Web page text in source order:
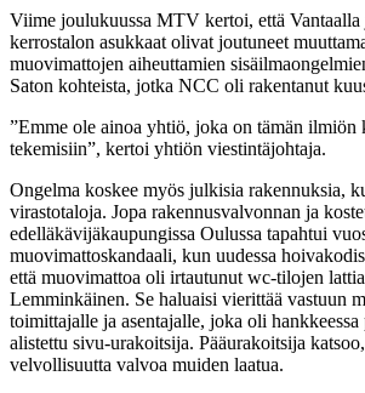
Viime joulukuussa MTV kertoi, että Vantaalla
kerrostalon asukkaat olivat joutuneet
muovimattojen aiheuttamien
Saton kohteista, jotka NCC oli rakentanut
”Emme ole ainoa yhtiö, joka on tämän ilmiön
tekemisiin”, kertoi yhtiön viestintäjohtaja.
Ongelma koskee myös julkisia rakennuksia,
virastotaloja. Jopa rakennusvalvonnan ja
edelläkävijäkaupungissa Oulussa tapahtui
muovimattoskandaali, kun uudessa
että muovimattoa oli irtautunut wc-tilojen
Lemminkäinen. Se haluaisi vierittää vastuun
toimittajalle ja asentajalle, joka oli
alistettu sivu-urakoitsija. Pääurakoitsija
velvollisuutta valvoa muiden laatua.